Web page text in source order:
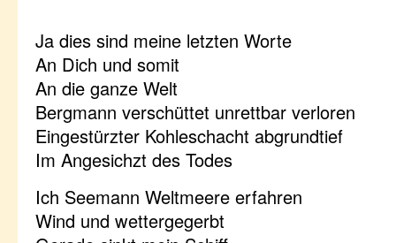
Ja dies sind meine letzten Worte
An Dich und somit
An die ganze Welt
Bergmann verschüttet unrettbar verloren
Eingestürzter Kohleschacht abgrundtief
Im Angesichzt des Todes
Ich Seemann Weltmeere erfahren
Wind und wettergegerbt